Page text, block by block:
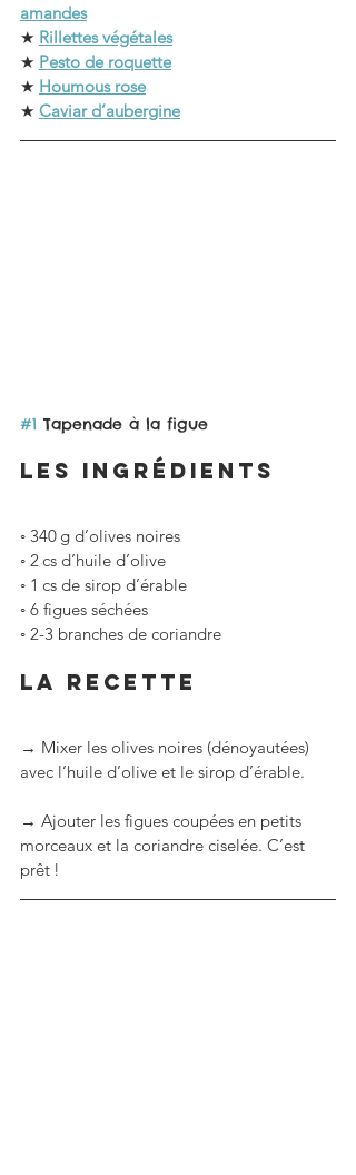
amandes
★ Rillettes végétales
★ Pesto de roquette
★ Houmous rose
★ Caviar d’aubergine
#1 Tapenade à la figue
LES ingrédients
◦ 2 cs d’huile d’olive
◦ 1 cs de sirop d’érable
◦ 6 figues séchées
◦ 2-3 branches de coriandre
La RECETTE
→ Mixer les olives noires (dénoyautées)
avec l’huile d’olive et le sirop d’érable.
→ Ajouter les figues coupées en petits
morceaux et la coriandre ciselée. C’est
prêt !